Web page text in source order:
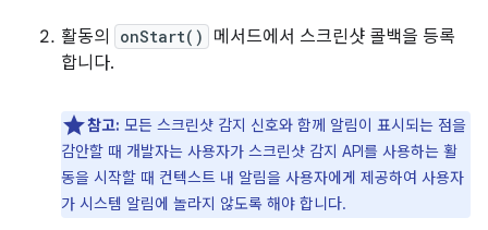
활동의 onStart()
메서드에서 스크린샷 콜백을 등록
합니다.
참고: 모든 스크린샷 감지 신호와 함께 알림이 표시되는 점을
감안할 때 개발자는 사용자가 스크린샷 감지 API를 사용하는 활
동을 시작할 때 컨텍스트 내 알림을 사용자에게 제공하여 사용자
가 시스템 알림에 놀라지 않도록 해야 합니다.